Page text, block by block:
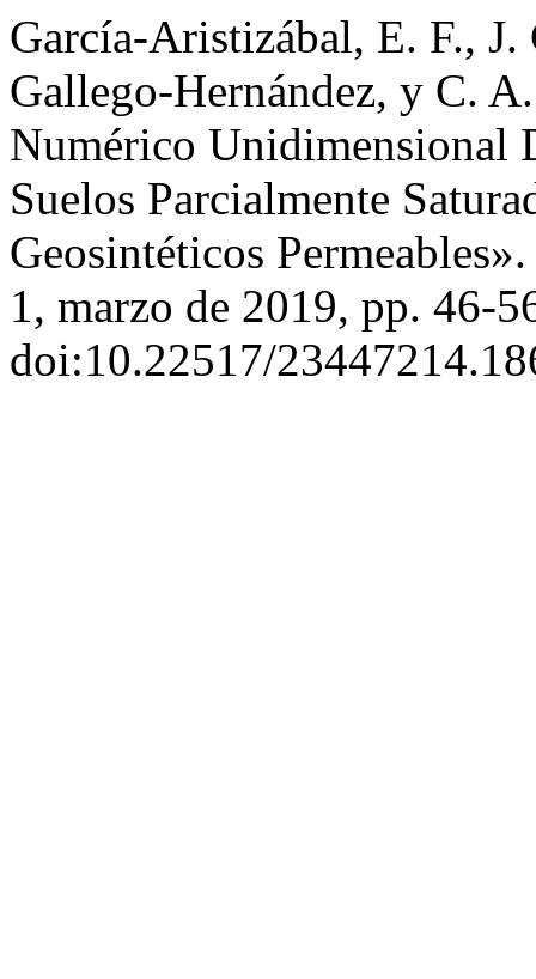
García-Aristizábal, E. F.,
Gallego-Hernández, y C.
Numérico Unidimensional
Suelos Parcialmente
Geosintéticos
1, marzo de 2019, pp. 46-
doi:10.22517/